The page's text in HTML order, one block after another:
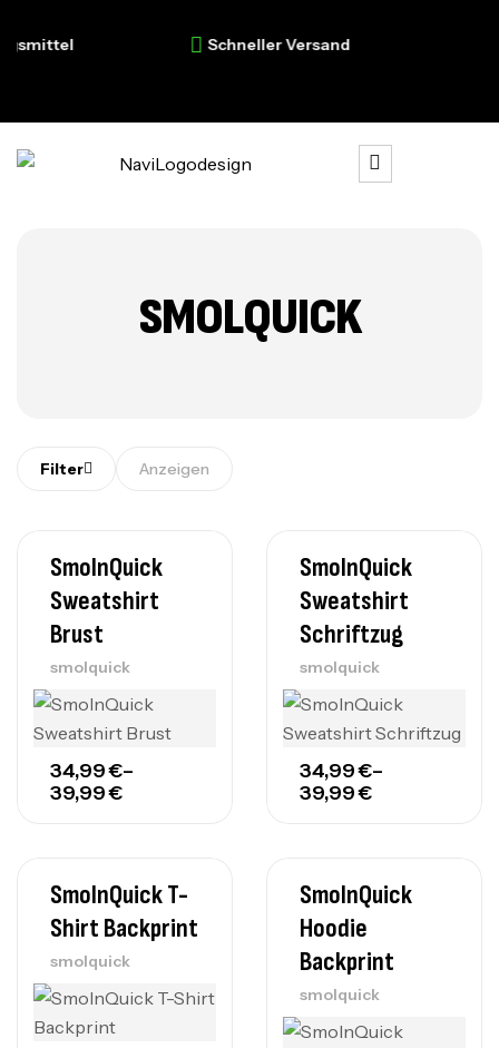
Schneller Versand
SMOLQUICK
Filter Anzeigen
SmolnQuick
Sweatshirt
Brust
smolquick
34,99€–
39,99€
SmolnQuick
Sweatshirt
Schriftzug
smolquick
34,99€–
39,99€
SmolnQuick T-
Shirt Backprint
smolquick
SmolnQuick
Hoodie
Backprint
smolquick